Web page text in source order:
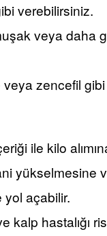
verebilirsiniz.
veya
zencefil
ile kilo
yükselmesine
açabilir.
hastalığı